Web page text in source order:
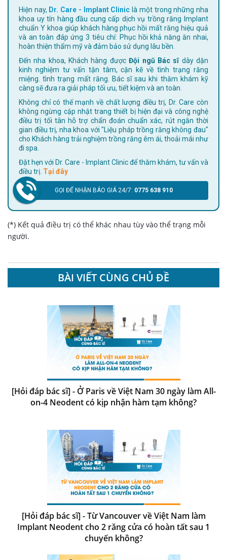
Hiện nay, Dr. Care - Implant Clinic là một trong những nha
khoa uy tín hàng đầu cung cấp dịch vụ trồng răng Implant
chuẩn Y khoa giúp khách hàng phục hồi mất răng hiệu quả
và an toàn đáp ứng 3 tiêu chí: Phục hồi khả năng ăn nhai,
hoàn thiện thẩm mỹ và đảm bảo sử dụng lâu bền.
Đến nha khoa, Khách hàng đượcĐội ngũ Bác sĩdày dặn
kinh nghiệm tư vấn tận tâm, cặn kẽ về tình trạng răng
miệng. tình trạng mất răng. Bác sĩ sau khi thăm khám kỹ
càng sẽ đưa ra giải pháp tối ưu, tiết kiệm và an toàn.
Không chỉ có thế mạnh về chất lượng điều trị, Dr. Care còn
không ngừng cập nhật trang thiết bị hiện đại và công nghệ
điều trị tối tân hỗ trợ chẩn đoán chuẩn xác, rút ngắn thời
gian điều trị, nha khoa với "Liệu pháp trồng răng không đau"
cho Khách hàng trải nghiệm trồng răng êm ái, thoải mái như
đi spa.
Đặt hẹn với Dr. Care - Implant Clinic để thăm khám, tư vấn và
điều trị. Tại đây
GỌI ĐỂ NHẬN BÁO GIÁ 24/7: 0775 638 910
(*) Kết quả điều trị có thể khác nhau tùy vào thể trạng mỗi
người.
BÀI VIẾT CÙNG CHỦ ĐỀ
[Hỏi đáp bác sĩ] - Ở Paris về Việt Nam 30 ngày làm All-
on-4 Neodent có kịp nhận hàm tạm không?
[Hỏi đáp bác sĩ] - Từ Vancouver về Việt Nam làm
Implant Neodent cho 2 răng cửa có hoàn tất sau 1
chuyến không?